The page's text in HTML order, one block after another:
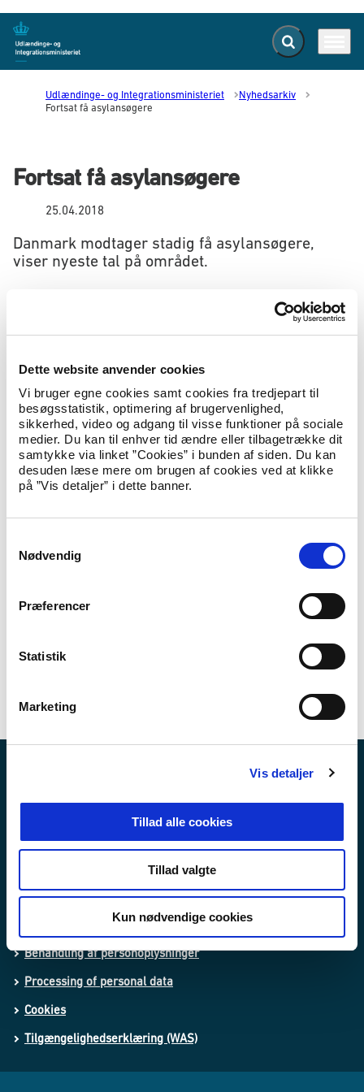
Dette website anvender cookies
Vi bruger egne cookies samt cookies fra tredjepart til
besøgsstatistik, optimering af brugervenlighed,
sikkerhed, video og adgang til visse funktioner på sociale
medier. Du kan til enhver tid ændre eller tilbagetrække dit
samtykke via linket ”Cookies” i bunden af siden. Du kan
desuden læse mere om brugen af cookies ved at klikke
på ”Vis detaljer” i dette banner.
Nødvendig
Præferencer
Statistik
Marketing
Vis detaljer
Tillad alle cookies
Tillad valgte
Kun nødvendige cookies
Gå til forsiden Fold søgefelt ud
Udlændinge- og Integrationsministeriet
Nyhedsarkiv
Fortsat få asylansøgere
Fortsat få asylansøgere
25.04.2018
Danmark modtager stadig få asylansøgere,
viser nyeste tal på området.
Denne måneds opgørelse viser, at i marts måned 2018 er der
indtil videre registreret 257 asylansøgere. Til og med marts i
år er der indtil videre registreret 806 asylansøgere i alt.
Udlændinge- og integrationsminister Inger Støjberg siger:
”Det glæder mig selvsagt, at vi stadig registrerer meget
få asylansøgere. Det er regeringens og min
overbevisning, at vilkårene på asylområdet har
betydning for, hvor attraktivt det er at søge om asyl i
Danmark. Derfor har vi gennemført 73 stramninger på
udlændingeområdet, så vi begrænser antallet af
Hent Tal på udlændingeområdet pr. 31. marts
Bemærk: Tallene for 2018 er foreløbige, og der kan
Yderligere oplysninger
Presse- og kommunikationsrådgiver Mads Müller, tlf. 61 98 32
77,mamu@uim.dk
Love og regler
Lovforslag og bekendtgørelser i høring
Whistleblowerordning
Behandling af personoplysninger
Processing of personal data
Cookies
Tilgængelighedserklæring (WAS)